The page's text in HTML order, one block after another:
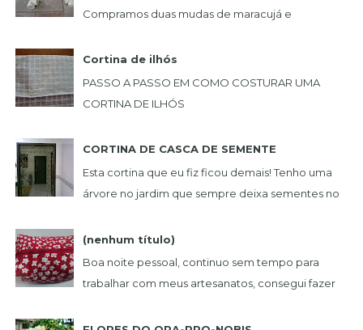
Compramos duas mudas de maracujá e
incomoda-se e nã...
Cortina de ilhós
PASSO A PASSO EM COMO COSTURAR UMA
CORTINA DE ILHÓS
CORTINA DE CASCA DE SEMENTE
Esta cortina que eu fiz ficou demais! Tenho uma
árvore no jardim que sempre deixa sementes no
(nenhum título)
Boa noite pessoal, continuo sem tempo para
trabalhar com meus artesanatos, consegui fazer